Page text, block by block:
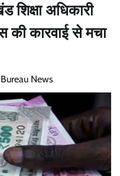
अधिकारी
की कारवाई से मचा
Bureau News